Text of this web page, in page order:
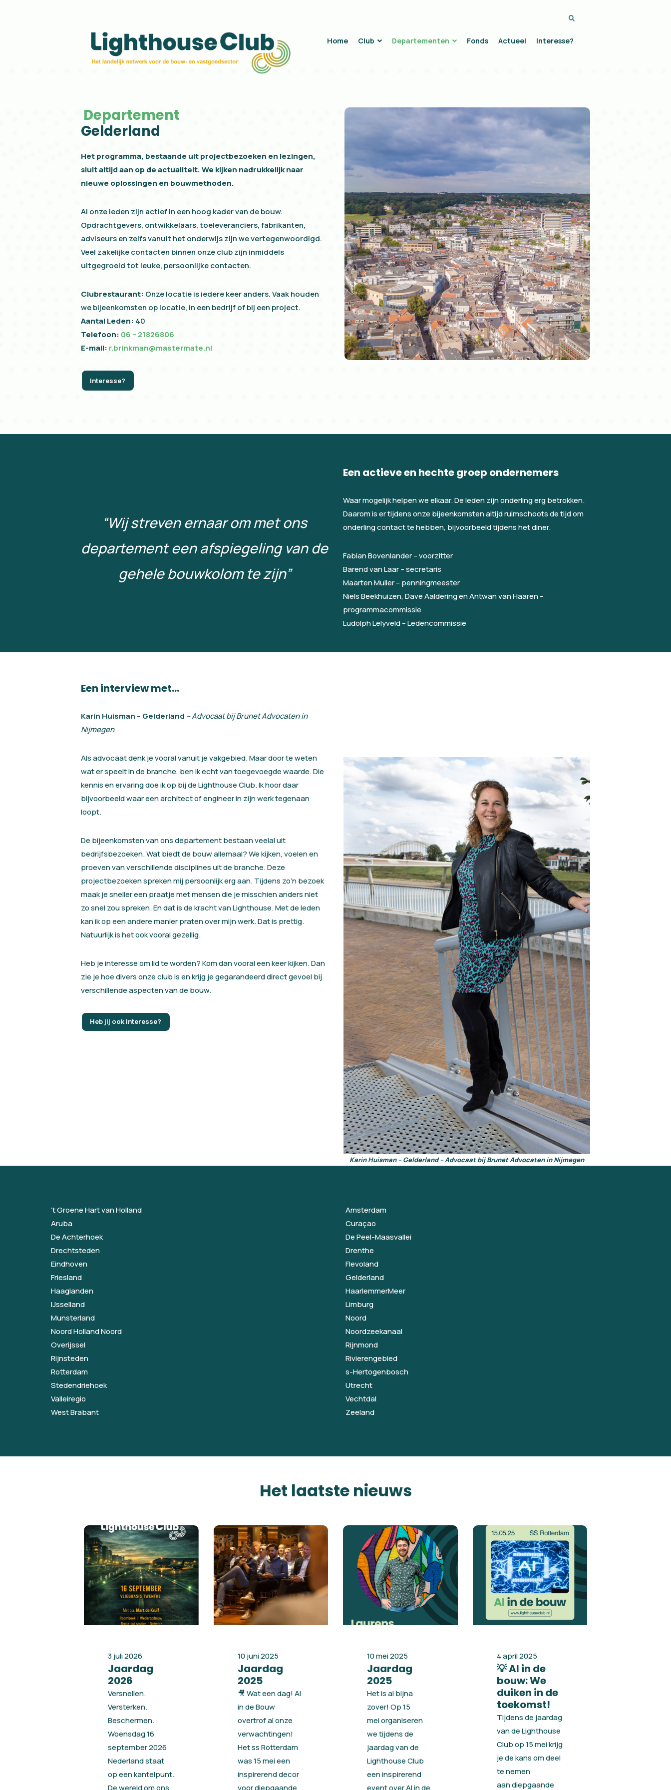
Home Club Departementen Fonds Actueel Interesse?
Zoeken...
Departement
Gelderland
Het programma, bestaande uit projectbezoeken en lezingen,
sluit altijd aan op de actualiteit. We kijken nadrukkelijk naar
nieuwe oplossingen en bouwmethoden.
Al onze leden zijn actief in een hoog kader van de bouw.
Opdrachtgevers, ontwikkelaars, toeleveranciers, fabrikanten,
adviseurs en zelfs vanuit het onderwijs zijn we vertegenwoordigd.
Veel zakelijke contacten binnen onze club zijn inmiddels
uitgegroeid tot leuke, persoonlijke contacten.
Clubrestaurant: Onze locatie is iedere keer anders. Vaak houden
we bijeenkomsten op locatie, in een bedrijf of bij een project.
Aantal Leden: 40
Telefoon: 06 – 21826806
E-mail: r.brinkman@mastermate.nl
Interesse?
“Wij streven ernaar om met ons
departement een afspiegeling van de
gehele bouwkolom te zijn”
Een actieve en hechte groep ondernemers
Waar mogelijk helpen we elkaar. De leden zijn onderling erg betrokken.
Daarom is er tijdens onze bijeenkomsten altijd ruimschoots de tijd om
onderling contact te hebben, bijvoorbeeld tijdens het diner.
Fabian Bovenlander – voorzitter
Barend van Laar – secretaris
Maarten Muller – penningmeester
Niels Beekhuizen, Dave Aaldering en Antwan van Haaren –
programmacommissie
Ludolph Lelyveld – Ledencommissie
Een interview met…
Karin Huisman – Gelderland – Advocaat bij Brunet Advocaten in
Nijmegen
Als advocaat denk je vooral vanuit je vakgebied. Maar door te weten
wat er speelt in de branche, ben ik echt van toegevoegde waarde. Die
kennis en ervaring doe ik op bij de Lighthouse Club. Ik hoor daar
bijvoorbeeld waar een architect of engineer in zijn werk tegenaan
loopt.
De bijeenkomsten van ons departement bestaan veelal uit
bedrijfsbezoeken. Wat biedt de bouw allemaal? We kijken, voelen en
proeven van verschillende disciplines uit de branche. Deze
projectbezoeken spreken mij persoonlijk erg aan. Tijdens zo’n bezoek
maak je sneller een praatje met mensen die je misschien anders niet
zo snel zou spreken. En dat is de kracht van Lighthouse. Met de leden
kan ik op een andere manier praten over mijn werk. Dat is prettig.
Natuurlijk is het ook vooral gezellig.
Heb je interesse om lid te worden? Kom dan vooral een keer kijken. Dan
zie je hoe divers onze club is en krijg je gegarandeerd direct gevoel bij
verschillende aspecten van de bouw.
Heb jij ook interesse?
Karin Huisman–Gelderland– Advocaat bij Brunet Advocaten in Nijmegen
’t Groene Hart van Holland
Amsterdam
Aruba
Curaçao
De Achterhoek
De Peel-Maasvallei
Drechtsteden
Drenthe
Eindhoven
Flevoland
Friesland
Gelderland
Haaglanden
HaarlemmerMeer
IJsselland
Limburg
Munsterland
Noord
Noord Holland Noord
Noordzeekanaal
Overijssel
Rijnmond
Rijnsteden
Rivierengebied
Rotterdam
s-Hertogenbosch
Stedendriehoek
Utrecht
Valleiregio
Vechtdal
West Brabant
Zeeland
Het laatste nieuws
3 juli 2026
Jaardag
2026
Versnellen.
Versterken.
Beschermen.
Woensdag 16
september 2026
Nederland staat
op een kantelpunt.
De wereld om ons
10 juni 2025
Jaardag
2025
🎥 Wat een dag! AI
in de Bouw
overtrof al onze
verwachtingen!
Het ss Rotterdam
was 15 mei een
inspirerend decor
voor diepgaande
10 mei 2025
Jaardag
2025
Het is al bijna
zover! Op 15
mei organiseren
we tijdens de
jaardag van de
Lighthouse Club
een inspirerend
event over AI in de
4 april 2025
💡 AI in de
bouw: We
duiken in de
toekomst!
Tijdens de jaardag
van de Lighthouse
Club op 15 mei krijg
je de kans om deel
te nemen
aan diepgaande